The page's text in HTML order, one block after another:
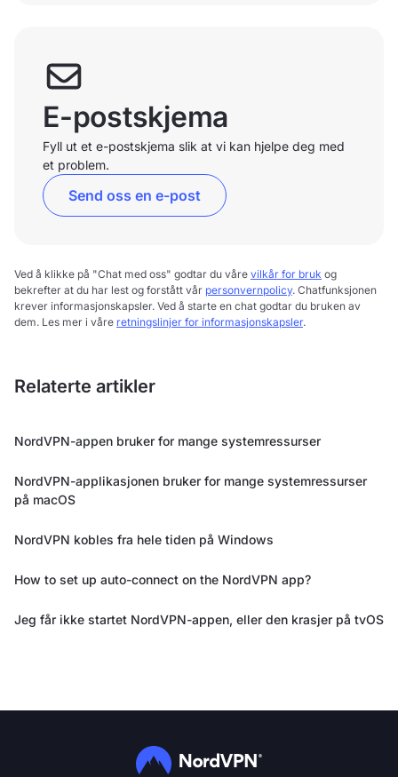
E-postskjema
Fyll ut et e-postskjema slik at vi kan hjelpe deg med
et problem.
Send oss en e-post
Ved å klikke på "Chat med oss" godtar du våre vilkår for bruk og
bekrefter at du har lest og forstått vår personvernpolicy. Chatfunksjonen
krever informasjonskapsler. Ved å starte en chat godtar du bruken av
dem. Les mer i våre retningslinjer for informasjonskapsler.
Relaterte artikler
NordVPN-appen bruker for mange systemressurser
NordVPN-applikasjonen bruker for mange systemressurser
på macOS
NordVPN kobles fra hele tiden på Windows
How to set up auto-connect on the NordVPN app?
Jeg får ikke startet NordVPN-appen, eller den krasjer på tvOS